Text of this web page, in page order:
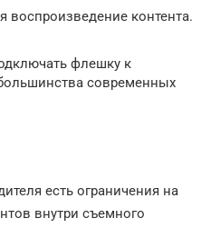
воспроизведение контента.
флешку к
современных
есть ограничения на
внутри съемного